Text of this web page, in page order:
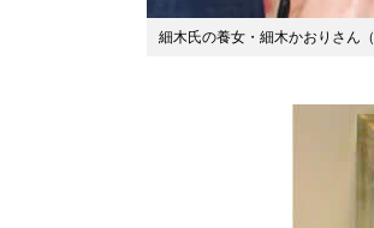
細木氏の養女・細木かおりさん（